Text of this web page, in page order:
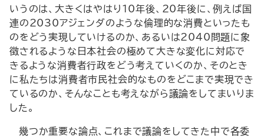
いうのは、大きくはやはり10年後、20年後に、例えば国
連の2030アジェンダのような倫理的な消費といったも
のをどう実現していけるのか、あるいは2040問題に象
徴されるような日本社会の極めて大きな変化に対応で
きるような消費者行政をどう考えていくのか、そのとき
に私たちは消費者市民社会的なものをどこまで実現でき
ているのか、そんなことも考えながら議論をしてまいりま
した。
幾つか重要な論点、これまで議論をしてきた中で各委